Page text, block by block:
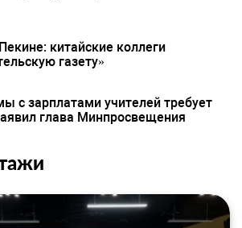
китайские коллеги
газету»
с зарплатами учителей требует
глава Минпросвещения